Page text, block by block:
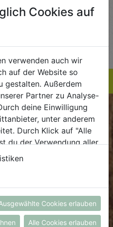
€ 3,99 / STK
Cookies auf
verwenden auch wir
auf der Website so
gestalten. Außerdem
Partner zu Analyse-
deine Einwilligung
unter anderem
Durch Klick auf "Alle
du der Verwendung aller
anzeigen" findest du alle
Cookies, du kannst
du erlauben
du in unserer
imImpressum
Cookies erlauben
Alle Cookies erlauben